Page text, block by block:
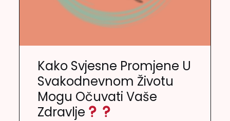
Kako Svjesne Promjene U
Svakodnevnom Životu
Mogu Očuvati Vaše
Zdravlje